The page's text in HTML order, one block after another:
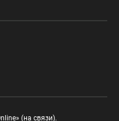
(на связи).